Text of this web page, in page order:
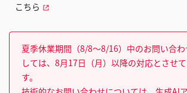
こちら
夏季休業期間（8/8～8/16）中のお問い合わ
しては、8月17日（月）以降の対応とさせ
す。